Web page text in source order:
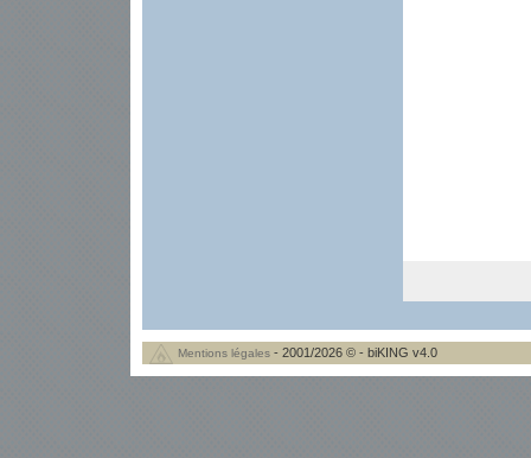
Mentions légales - 2001/2026 © - biKING v4.0